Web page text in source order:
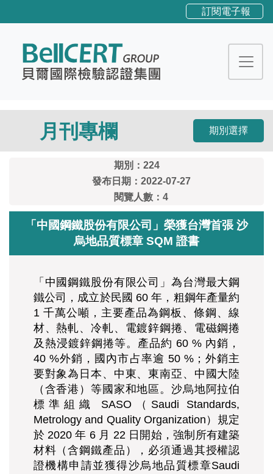
訂閱電子報
月刊專欄 期別選擇
期別：224
發布日期：2022-07-27
閱覽人數：4
「中國鋼鐵股份有限公司」榮獲台灣首張 沙
烏地品質標章 SQM 證書
「中國鋼鐵股份有限公司」為台灣最大鋼
鐵公司，成立於民國 60 年，粗鋼年產量約
1 千萬公噸，主要產品為鋼板、條鋼、線
材、熱軋、冷軋、電鍍鋅鋼捲、電磁鋼捲
及熱浸鍍鋅鋼捲等。產品約 60 % 內銷，
40 %外銷，國內市占率逾 50 %；外銷主
要對象為日本、中東、東南亞、中國大陸
（含香港）等國家和地區。沙烏地阿拉伯
標準組織 SASO（Saudi Standards,
Metrology and Quality Organization）規定
於 2020 年 6 月 22 日開始，強制所有建築
材料（含鋼鐵產品），必須通過其授權認
證機構申請並獲得沙烏地品質標章Saudi